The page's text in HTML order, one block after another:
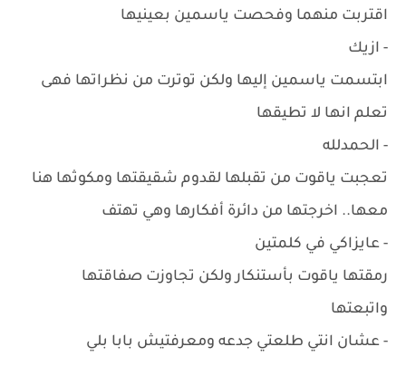
اقتربت منهما وفحصت ياسمين بعينيها
- ازيك
ابتسمت ياسمين إليها ولكن توترت من نظراتها فهى
تعلم انها لا تطيقها
- الحمدلله
تعجبت ياقوت من تقبلها لقدوم شقيقتها ومكوثها هنا
معها.. اخرجتها من دائرة أفكارها وهي تهتف
- عايزاكي في كلمتين
رمقتها ياقوت بأستنكار ولكن تجاوزت صفاقتها
واتبعتها
- عشان انتي طلعتي جدعه ومعرفتيش بابا بلي